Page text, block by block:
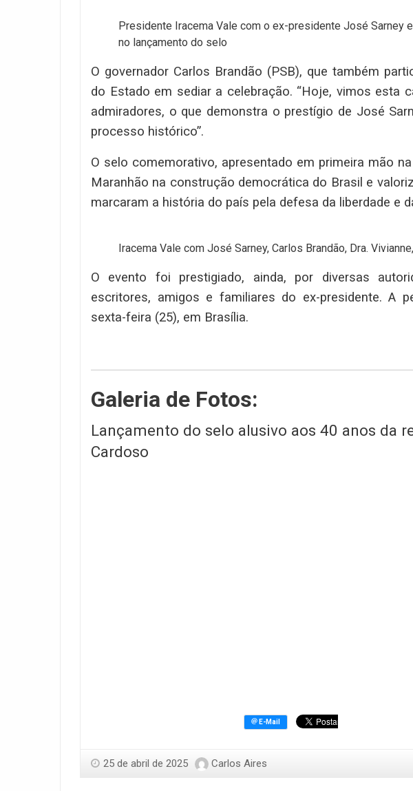
Presidente Iracema Vale com o ex-presidente José Sarney
no lançamento do selo
O governador Carlos Brandão (PSB), que também
do Estado em sediar a celebração. “Hoje, vimos esta
admiradores, o que demonstra o prestígio de José
processo histórico”.
O selo comemorativo, apresentado em primeira mão
Maranhão na construção democrática do Brasil e
marcaram a história do país pela defesa da liberdade e
Iracema Vale com José Sarney, Carlos Brandão, Dra.
O evento foi prestigiado, ainda, por diversas
escritores, amigos e familiares do ex-presidente. A
sexta-feira (25), em Brasília.
Galeria de Fotos:
Lançamento do selo alusivo aos 40 anos da
Cardoso
25 de abril de 2025 Carlos Aires